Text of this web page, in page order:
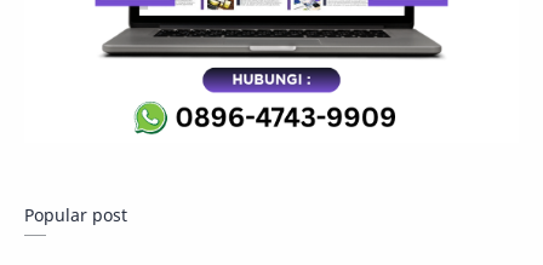
Popular post